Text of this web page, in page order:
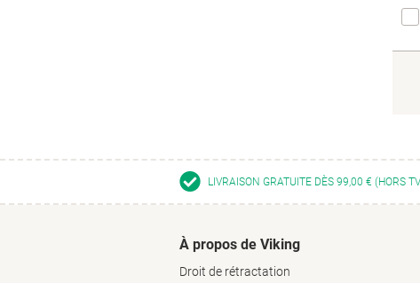
LIVRAISON GRATUITE DÈS 99,00 € (HORS
À propos de Viking
Droit de rétractation